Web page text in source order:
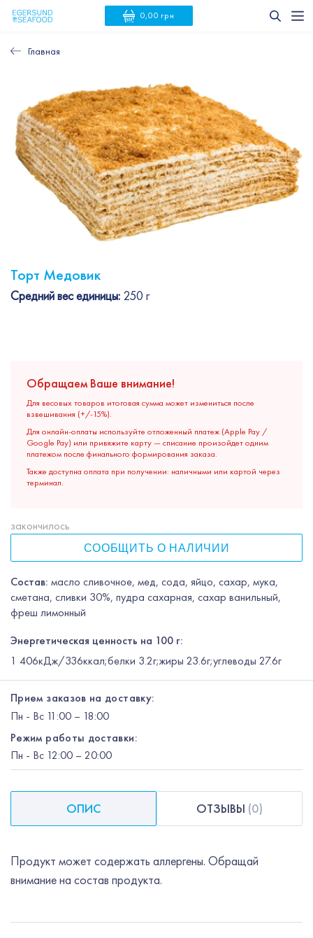
0,00 грн
Главная
Торт Медовик
Средний вес единицы: 250 г
Обращаем Ваше внимание!
Для весовых товаров итоговая сумма может измениться после
взвешивания (+/-15%).
Для онлайн-оплаты используйте отложенный платеж (Apple Pay /
Google Pay) или привяжите карту — списание произойдет одним
платежом после финального формирования заказа.
Также доступна оплата при получении: наличными или картой через
терминал.
Состав: масло сливочное, мед, сода, яйцо, сахар, мука,
сметана, сливки 30%, пудра сахарная, сахар ванильный,
фреш лимонный
Энергетическая ценность на 100 г:
1 406кДж/336ккал;белки 3.2г;жиры 23.6г;углеводы 27.6г
закончилось
СООБЩИТЬ О НАЛИЧИИ
Прием заказов на доставку:
Пн - Вс 11:00 – 18:00
Режим работы доставки:
Пн - Вс 12:00 – 20:00
ОПИС ОТЗЫВЫ (0)
Продукт может содержать аллергены. Обращай
внимание на состав продукта.